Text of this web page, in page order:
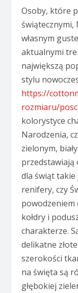
Osoby, które
świątecznymi,
własnym
aktualnymi
największą
stylu
https://
rozmiaru/
kolorystyce
Narodzenia,
zielonym,
przedstawiają
dla świąt
renifery, czy
powodzeniem
kołdry i
charakterze.
delikatne
szerokości
na święta są
głębokiej